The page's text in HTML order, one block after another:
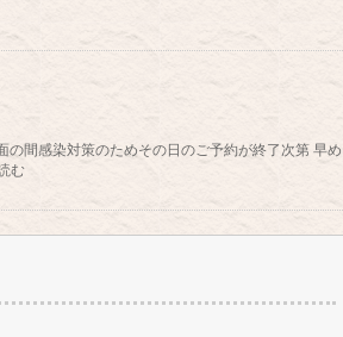
の間感染対策のためその日のご予約が終了次第 早め
む